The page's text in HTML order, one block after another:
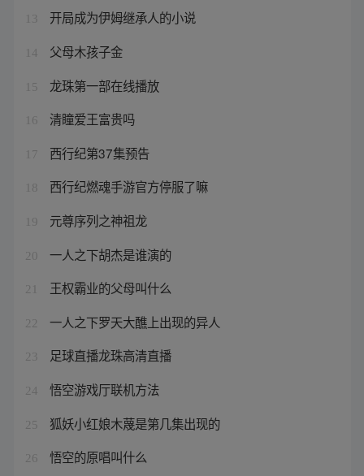
13 开局成为伊姆继承人的小说
14 父母木孩子金
15 龙珠第一部在线播放
16 清瞳爱王富贵吗
17 西行纪第37集预告
18 西行纪燃魂手游官方停服了嘛
19 元尊序列之神祖龙
20 一人之下胡杰是谁演的
21 王权霸业的父母叫什么
22 一人之下罗天大醮上出现的异人
23 足球直播龙珠高清直播
24 悟空游戏厅联机方法
25 狐妖小红娘木蔑是第几集出现的
26 悟空的原唱叫什么